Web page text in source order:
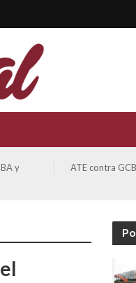
San Miguel,